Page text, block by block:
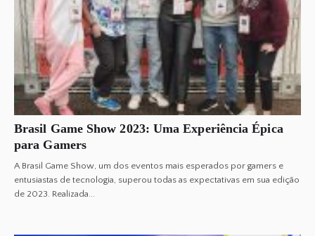
Brasil Game Show 2023: Uma Experiência Épica
para Gamers
A Brasil Game Show, um dos eventos mais esperados por gamers e
entusiastas de tecnologia, superou todas as expectativas em sua edição
de 2023. Realizada...